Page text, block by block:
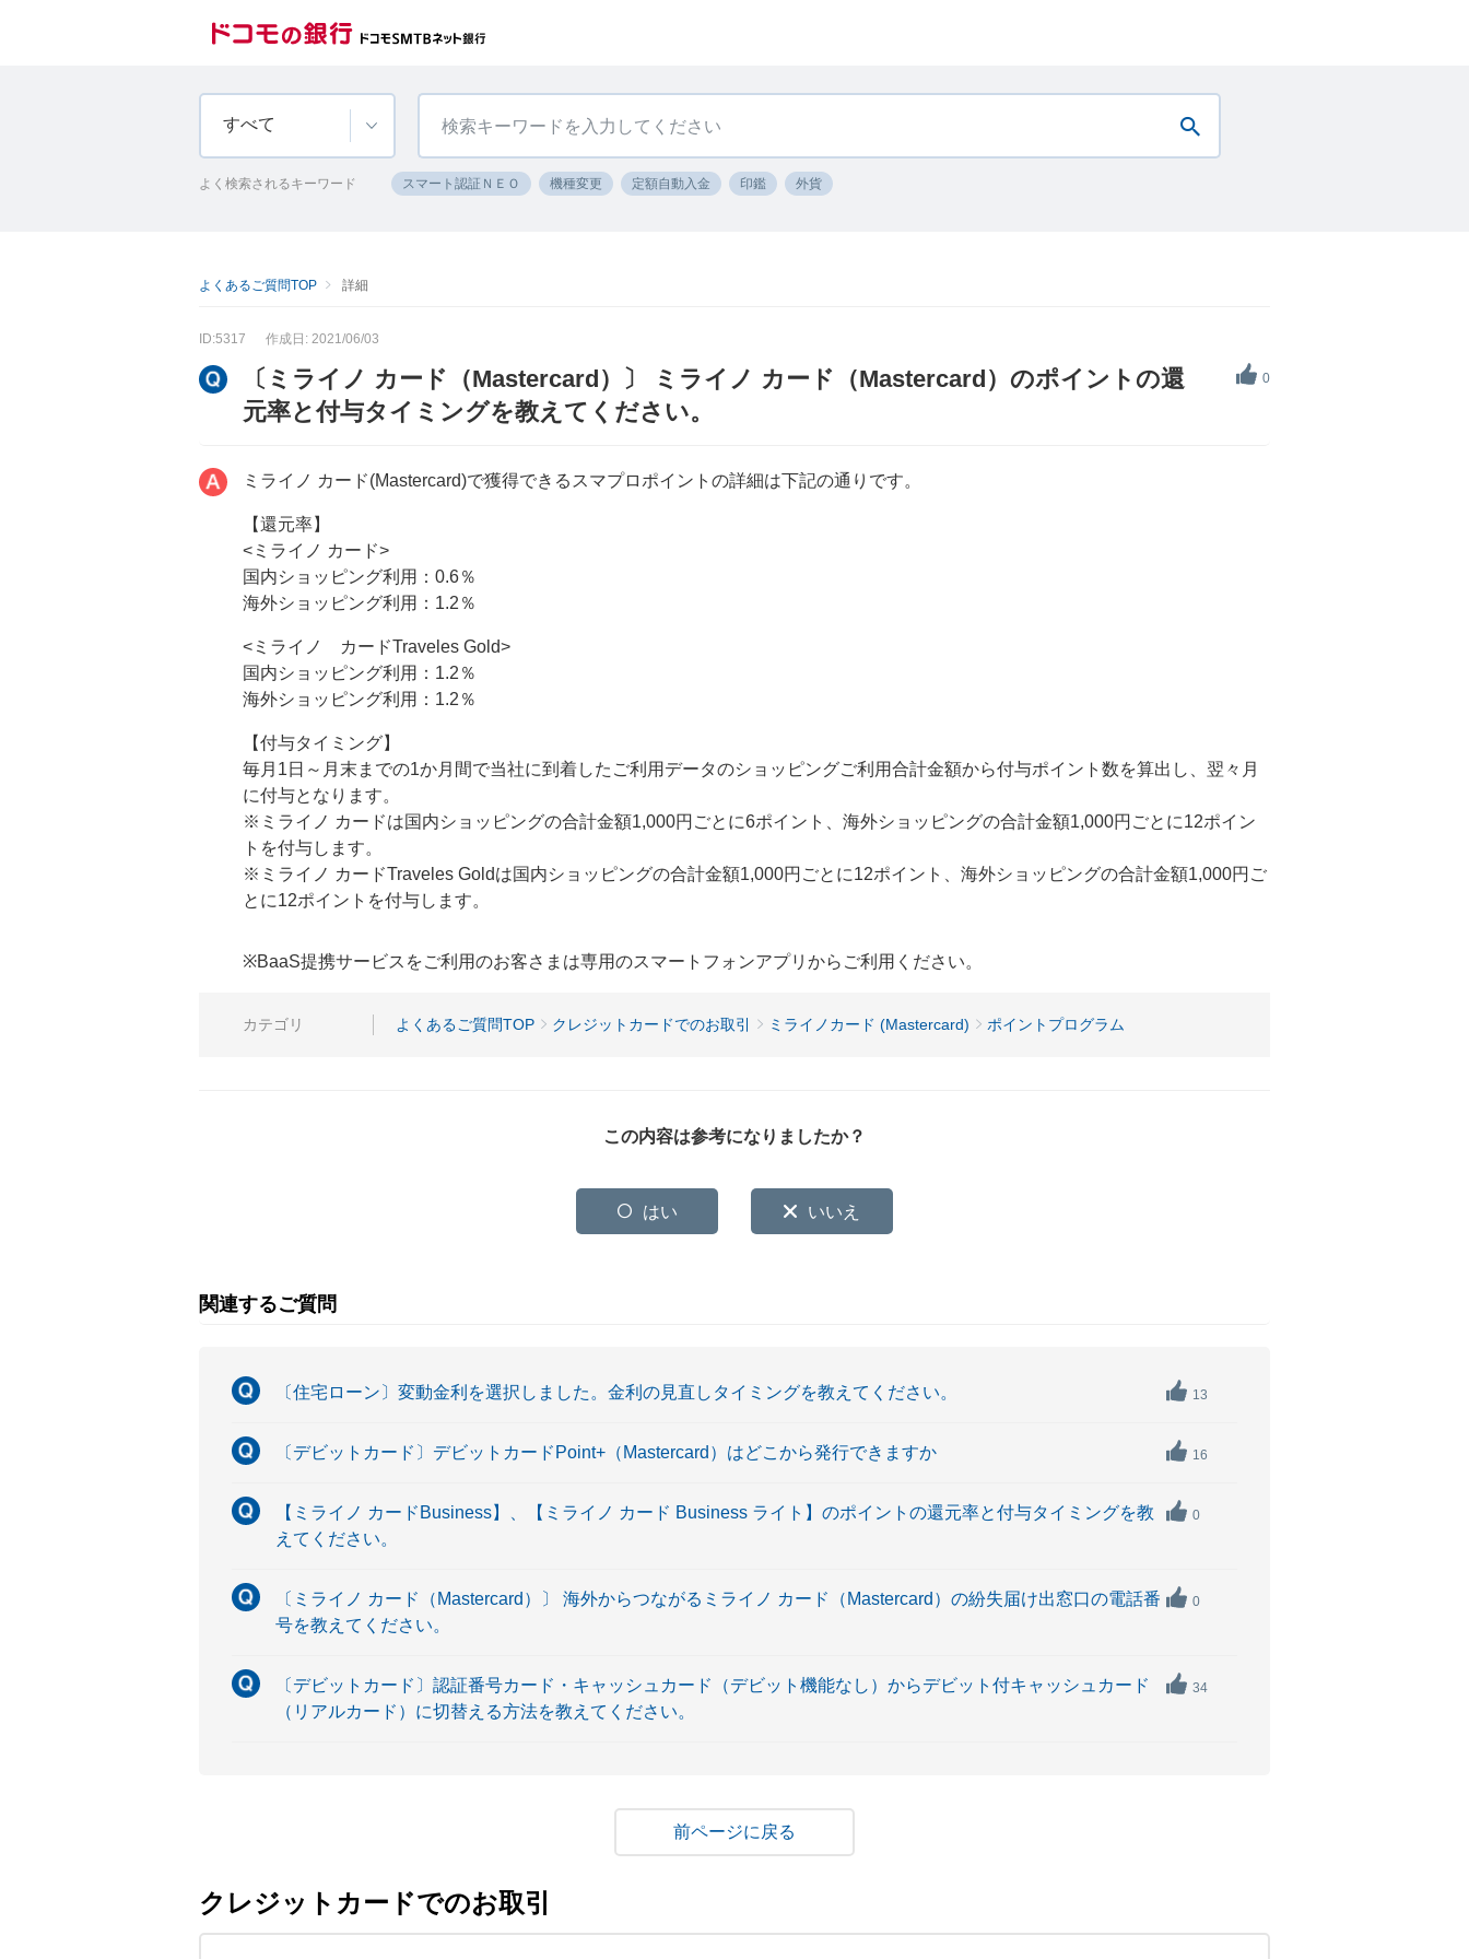
すべて
よく検索されるキーワード スマート認証ＮＥＯ 機種変更 定額自動入金 印鑑 外貨
よくあるご質問TOP 詳細
ID:5317 作成日: 2021/06/03
0
〔ミライノ カード（Mastercard）〕 ミライノ カード（Mastercard）のポイントの還
元率と付与タイミングを教えてください。
ミライノ カード(Mastercard)で獲得できるスマプロポイントの詳細は下記の通りです。
【還元率】
<ミライノ カード>
国内ショッピング利用：0.6％
海外ショッピング利用：1.2％
<ミライノ カードTraveles Gold>
国内ショッピング利用：1.2％
海外ショッピング利用：1.2％
【付与タイミング】
毎月1日～月末までの1か月間で当社に到着したご利用データのショッピングご利用合計金額から付与ポイント数を算出し、翌々月
に付与となります。
※ミライノ カードは国内ショッピングの合計金額1,000円ごとに6ポイント、海外ショッピングの合計金額1,000円ごとに12ポイン
トを付与します。
※ミライノ カードTraveles Goldは国内ショッピングの合計金額1,000円ごとに12ポイント、海外ショッピングの合計金額1,000円ご
とに12ポイントを付与します。
※BaaS提携サービスをご利用のお客さまは専用のスマートフォンアプリからご利用ください。
カテゴリ よくあるご質問TOP クレジットカードでのお取引 ミライノカード (Mastercard) ポイントプログラム
この内容は参考になりましたか？
はい いいえ
関連するご質問
〔住宅ローン〕変動金利を選択しました。金利の見直しタイミングを教えてください。 13
〔デビットカード〕デビットカードPoint+（Mastercard）はどこから発行できますか 16
【ミライノ カードBusiness】、【ミライノ カード Business ライト】のポイントの還元率と付与タイミングを教
えてください。
0
〔ミライノ カード（Mastercard）〕 海外からつながるミライノ カード（Mastercard）の紛失届け出窓口の電話番
号を教えてください。
0
〔デビットカード〕認証番号カード・キャッシュカード（デビット機能なし）からデビット付キャッシュカード
（リアルカード）に切替える方法を教えてください。
34
戻る
クレジットカードでのお取引